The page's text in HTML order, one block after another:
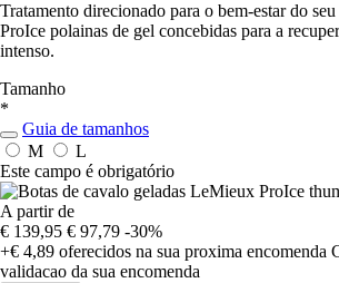
Tratamento direcionado para o bem-estar do
ProIce polainas de gel concebidas para a
intenso.
Tamanho
*
Guia de tamanhos
M
L
Este campo é obrigatório
A partir de
€ 139,95 € 97,79 -30%
+€ 4,89 oferecidos na sua proxima encomenda
validacao da sua encomenda